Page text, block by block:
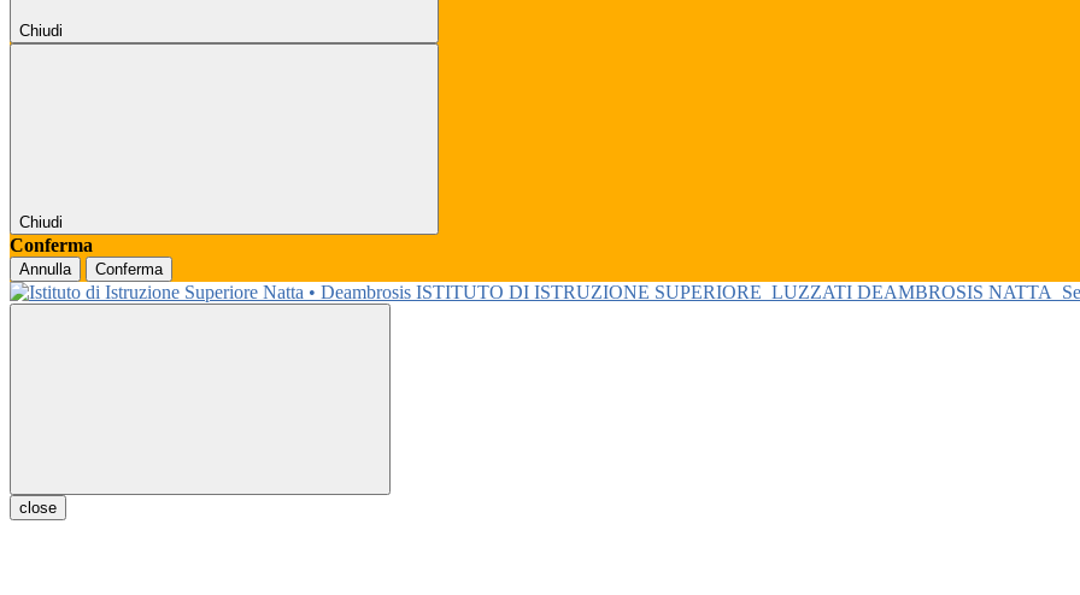
Chiudi
Chiudi
Conferma
Annulla Conferma
ISTITUTO DI ISTRUZIONE SUPERIORE LUZZATI DEAMBROSIS NATTA
close